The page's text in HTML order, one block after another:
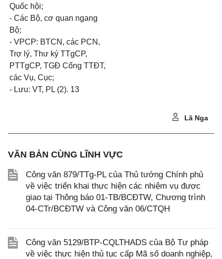
Quốc hội;
- Các Bộ, cơ quan ngang
Bộ;
- VPCP: BTCN, các PCN,
Trợ lý, Thư ký TTgCP,
PTTgCP, TGĐ Cổng TTĐT,
các Vụ, Cục;
- Lưu: VT, PL (2). 13
Lã Nga
VĂN BẢN CÙNG LĨNH VỰC
Công văn 879/TTg-PL của Thủ tướng Chính phủ
về việc triển khai thực hiện các nhiệm vụ được
giao tại Thông báo 01-TB/BCĐTW, Chương trình
04-CTr/BCĐTW và Công văn 06/CTQH
Công văn 5129/BTP-CQLTHADS của Bộ Tư pháp
về việc thực hiện thủ tục cấp Mã số doanh nghiệp,